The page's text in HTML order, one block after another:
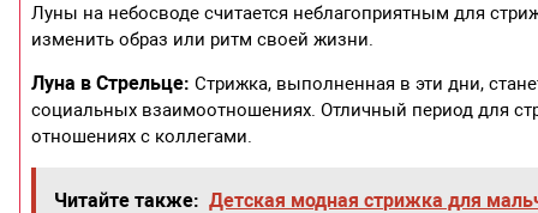
Луны на небосводе считается неблагоприятным для
изменить образ или ритм своей жизни.
Луна в Стрельце: Стрижка, выполненная в эти дни,
социальных взаимоотношениях. Отличный период для
отношениях с коллегами.
Читайте также: Детская модная стрижка для